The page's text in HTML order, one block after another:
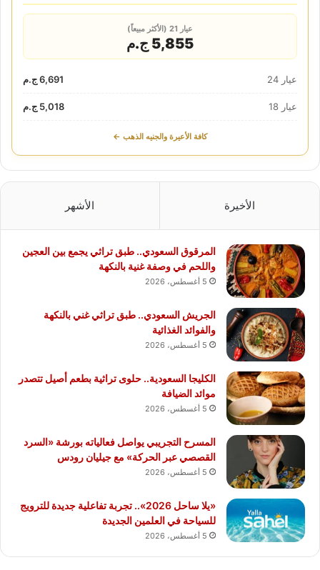
عيار 21 (الأكثر مبيعاً)
5,855 ج.م
عيار 24 6,691 ج.م
عيار 18 5,018 ج.م
كافة الأعيرة والجنيه الذهب ←
الأخيرة الأشهر
المرقوق السعودي.. طبق تراثي يجمع بين العجين
واللحم في وصفة غنية بالنكهة
5 أغسطس، 2026
الجريش السعودي.. طبق تراثي غني بالنكهة
والفوائد الغذائية
5 أغسطس، 2026
الكليجا السعودية.. حلوى تراثية بطعم أصيل تتصدر
موائد الضيافة
5 أغسطس، 2026
المسرح التجريبي يواصل فعالياته بورشة «السرد
القصصي عبر الحركة» مع جيليان رودس
5 أغسطس، 2026
«يلا ساحل 2026».. تجربة تفاعلية جديدة للترويج
للسياحة في العلمين الجديدة
5 أغسطس، 2026